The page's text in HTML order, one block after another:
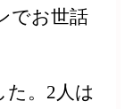
でお世話
た。2人は